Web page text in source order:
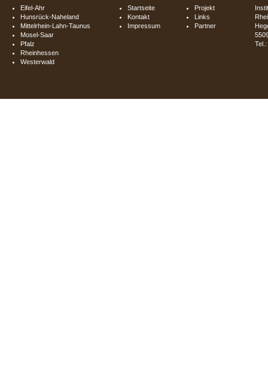
Eifel-Ahr
Hunsrück-Naheland
Mittelrhein-Lahn-Taunus
Mosel-Saar
Pfalz
Rheinhessen
Westerwald
Startseite
Kontakt
Impressum
Projekt
Links
Partner